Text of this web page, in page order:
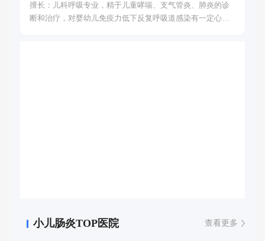
擅长：儿科呼吸专业，精于儿童哮喘、支气管炎、肺炎的诊
断和治疗，对婴幼儿免疫力低下反复呼吸道感染有一定心
小儿肠炎TOP医院 查看更多